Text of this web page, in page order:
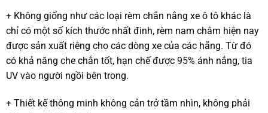
+ Không giống như các loại rèm chắn nắng xe ô tô khác là
chỉ có một số kích thước nhất đinh, rèm nam châm hiện nay
được sản xuất riêng cho các dòng xe của các hãng. Từ đó
có khả năng che chắn tốt, hạn chế được 95% ánh nắng, tia
UV vào người ngồi bên trong.
+ Thiết kế thông minh không cản trở tầm nhìn, không phải